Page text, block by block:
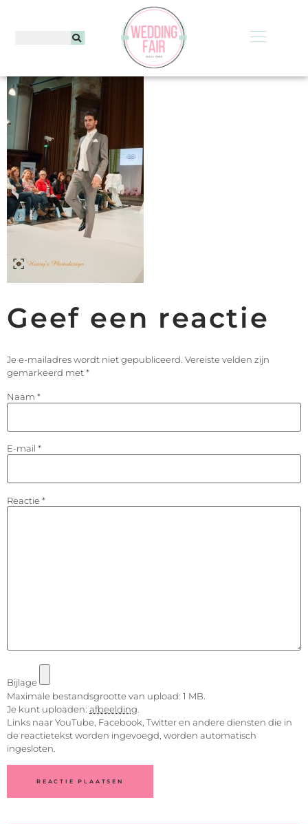
Geef een reactie
Je e-mailadres wordt niet gepubliceerd. Vereiste velden zijn
gemarkeerd met*
Naam *
E-mail *
Reactie *
Bijlage
Maximale bestandsgrootte van upload: 1 MB.
Je kunt uploaden: afbeelding
Links naar YouTube, Facebook, Twitter en andere diensten die in
de reactietekst worden ingevoegd, worden automatisch
ingesloten.